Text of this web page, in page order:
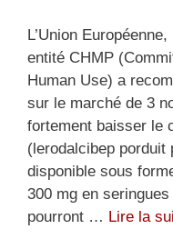
L’Union
entité CHMP
Human Use) a
sur le marché de 3
fortement baisser le
(lerodalcibep porduit
disponible sous
300 mg en
pourront … Lire la